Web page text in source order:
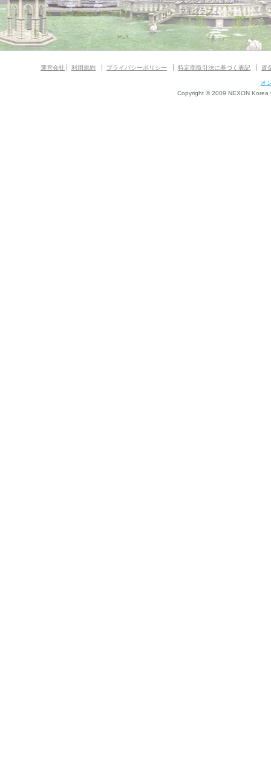
マギグラフィ
運営会社 利用規約 プライバシーポリシー 特定商取引法に基づく表記 資
オ
Copyright © 2009 NEXON Korea